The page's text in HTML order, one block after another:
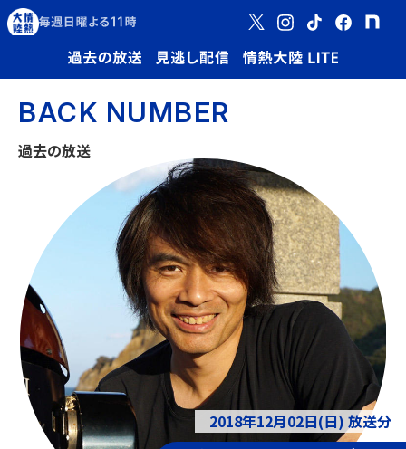
BACK NUMBER
過去の放送
2018年12月02日(日) 放送分